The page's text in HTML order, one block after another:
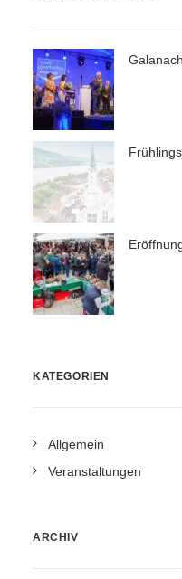
KATEGORIEN
Allgemein
Veranstaltungen
ARCHIV